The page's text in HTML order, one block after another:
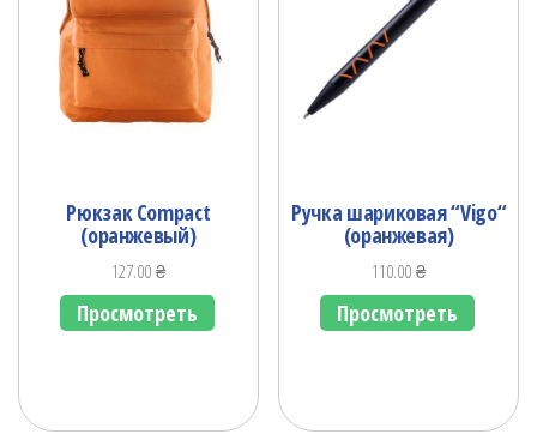
Рюкзак Compact
(оранжевый)
127.00₴
Просмотреть
Ручка шариковая “Vigo“
(оранжевая)
110.00₴
Просмотреть